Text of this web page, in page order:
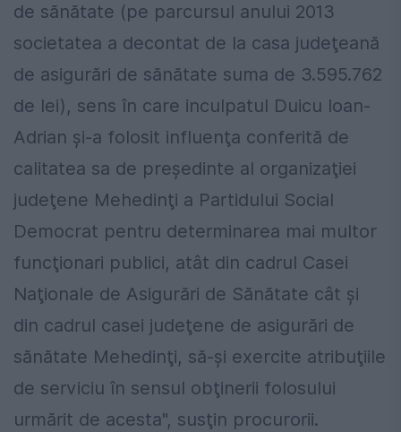
de sănătate (pe parcursul anului 2013
societatea a decontat de la casa judeţeană
de asigurări de sănătate suma de 3.595.762
de lei), sens în care inculpatul Duicu Ioan-
Adrian şi-a folosit influenţa conferită de
calitatea sa de preşedinte al organizaţiei
judeţene Mehedinţi a Partidului Social
Democrat pentru determinarea mai multor
funcţionari publici, atât din cadrul Casei
Naţionale de Asigurări de Sănătate cât şi
din cadrul casei judeţene de asigurări de
sănătate Mehedinţi, să-şi exercite atribuţiile
de serviciu în sensul obţinerii folosului
urmărit de acesta", susţin procurorii.